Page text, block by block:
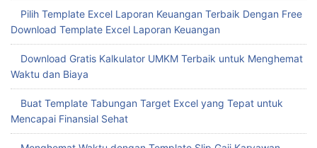
Pilih Template Excel Laporan Keuangan Terbaik Dengan Free
Download Template Excel Laporan Keuangan
Download Gratis Kalkulator UMKM Terbaik untuk Menghemat
Waktu dan Biaya
Buat Template Tabungan Target Excel yang Tepat untuk
Mencapai Finansial Sehat